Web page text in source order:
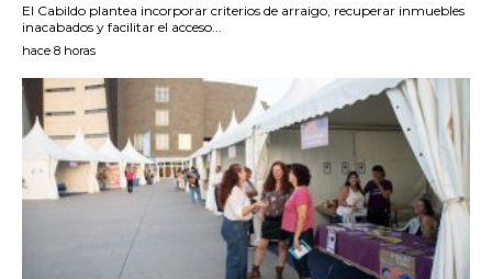
El Cabildo plantea incorporar criterios de arraigo, recuperar inmuebles
inacabados y facilitar el acceso...
hace 8 horas